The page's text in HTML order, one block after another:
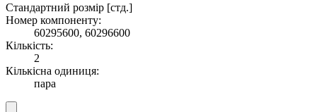
Стандартний розмір [стд.]
Номер компоненту:
60295600, 60296600
Кількість:
2
Кількісна одиниця:
пара